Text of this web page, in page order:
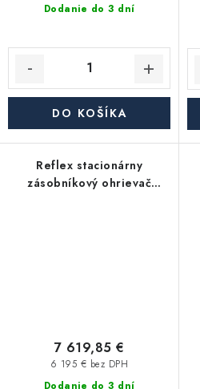
Dodanie do 3 dní
DO KOŠÍKA
Reflex stacionárny
zásobníkový ohrievač
Dodanie do 3 dní
6 195 € bez DPH
7 619,85 €